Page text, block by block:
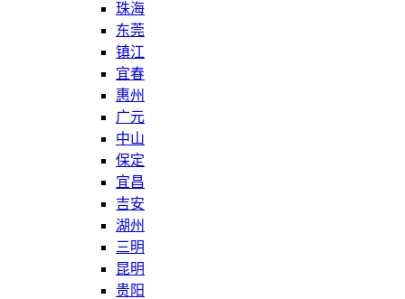
珠海
东莞
镇江
宜春
惠州
广元
中山
保定
宜昌
吉安
湖州
三明
昆明
贵阳